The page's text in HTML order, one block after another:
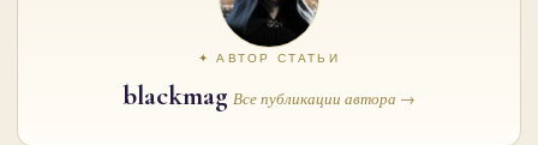
✦ АВТОР СТАТЬИ
blackmag Все публикации автора →